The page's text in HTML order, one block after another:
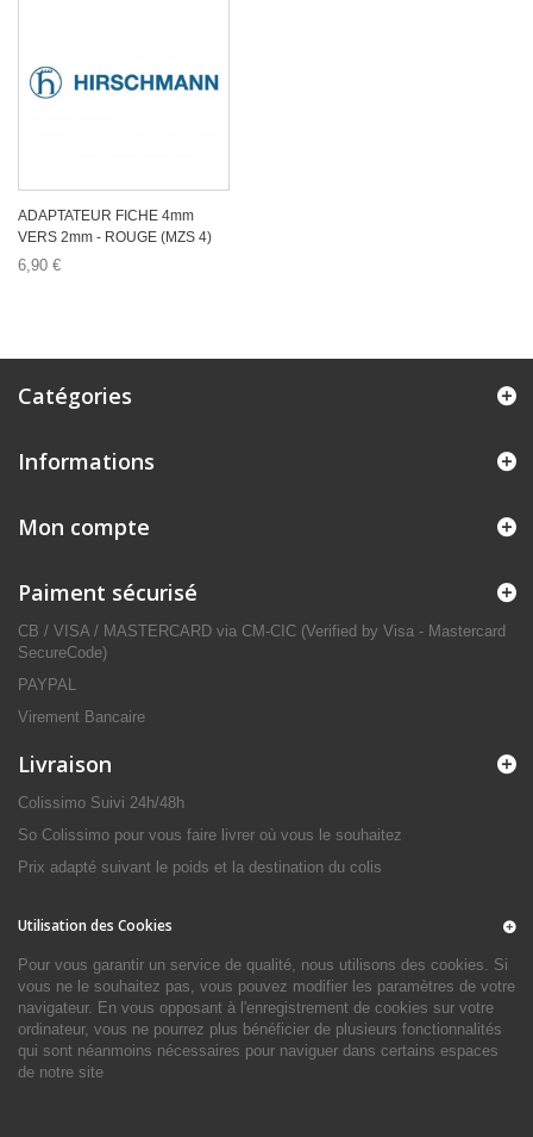
ADAPTATEUR FICHE 4mm
VERS 2mm - ROUGE (MZS 4)
6,90 €
Catégories
Informations
Mon compte
Paiment sécurisé
CB / VISA / MASTERCARD via CM-CIC (Verified by Visa - Mastercard
SecureCode)
PAYPAL
Virement Bancaire
Livraison
Colissimo Suivi 24h/48h
So Colissimo pour vous faire livrer où vous le souhaitez
Prix adapté suivant le poids et la destination du colis
Utilisation des Cookies
Pour vous garantir un service de qualité, nous utilisons des cookies. Si
vous ne le souhaitez pas, vous pouvez modifier les paramètres de votre
navigateur. En vous opposant à l'enregistrement de cookies sur votre
ordinateur, vous ne pourrez plus bénéficier de plusieurs fonctionnalités
qui sont néanmoins nécessaires pour naviguer dans certains espaces
de notre site